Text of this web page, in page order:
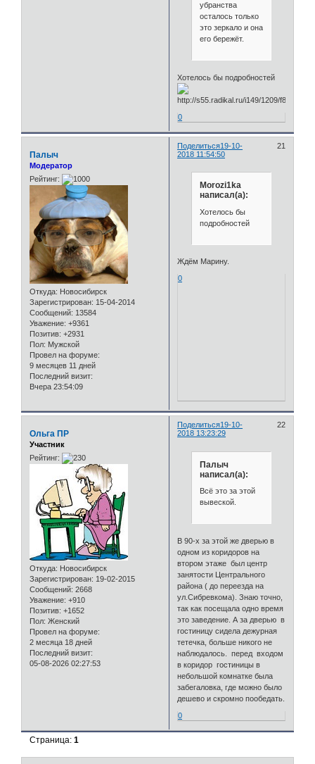
убранства
осталось только
это зеркало и она
его бережёт.
Хотелось бы подробностей
0
Поделиться 21
19-10-
2018 11:54:50
Палыч
Модератор
Рейтинг:
Откуда: Новосибирск
Зарегистрирован: 15-04-2014
Сообщений: 13584
Уважение: +9361
Позитив: +2931
Пол: Мужской
Провел на форуме:
9 месяцев 11 дней
Последний визит:
Вчера 23:54:09
Morozi1ka
написал(а):
Хотелось бы
подробностей
Ждём Марину.
0
Поделиться 22
19-10-
2018 13:23:29
Ольга ПР
Участник
Рейтинг:
Откуда: Новосибирск
Зарегистрирован: 19-02-2015
Сообщений: 2668
Уважение: +910
Позитив: +1652
Пол: Женский
Провел на форуме:
2 месяца 18 дней
Последний визит:
05-08-2026 02:27:53
Палыч
написал(а):
Всё это за этой
вывеской.
В 90-х за этой же дверью в
одном из коридоров на
втором этаже был центр
занятости Центрального
района ( до переезда на
ул.Сибревкома). Знаю точно,
так как посещала одно время
это заведение. А за дверью в
гостиницу сидела дежурная
тетечка, больше никого не
наблюдалось. перед входом
в коридор гостиницы в
небольшой комнатке была
забегаловка, где можно было
дешево и скромно пообедать.
0
Страница:1